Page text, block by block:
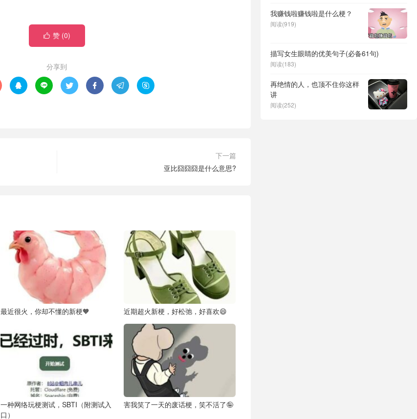
 赞 (0)
分享到
     
下一篇
亚比囧囧囧是什么意思?
最近很火，你却不懂的新梗🧡 近期超火新梗，好松弛，好喜欢😄
一种网络玩梗测试，SBTI（附测试入
口）
害我笑了一天的废话梗，笑不活了🤪
我赚钱啦赚钱啦是什么梗？
阅读(919)
描写女生眼睛的优美句子(必备61句)
阅读(183)
再绝情的人，也顶不住你这样
讲
阅读(252)